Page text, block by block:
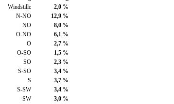
Windstille
2,0 %
N-NO
12,9 %
NO
8,0 %
O-NO
6,1 %
O
2,7 %
O-SO
1,5 %
SO
2,3 %
S-SO
3,4 %
S
3,7 %
S-SW
3,4 %
SW
3,0 %